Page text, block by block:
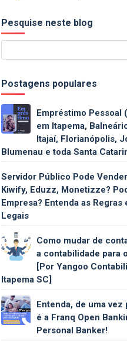
Pesquise neste blog
Postagens populares
Empréstimo Pessoal
em Itapema,
Itajaí, Florianópolis,
Blumenau e toda Santa
Servidor Público Pode
Kiwify, Eduzz, Monetizze?
Empresa? Entenda as
Legais
Como mudar de
a contabilidade para
[Por Yangoo
Itapema SC]
Entenda, de uma
é a Franq Open
Personal Banker!